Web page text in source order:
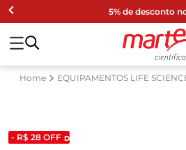
5% de desconto
EQUIPAMENTOS LIFE
- R$ 28 OFF DESCONTO DE LISTA 2024